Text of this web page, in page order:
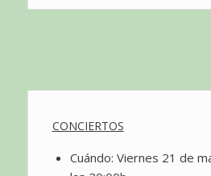
CONCIERTOS
Cuándo: Viernes 21 de